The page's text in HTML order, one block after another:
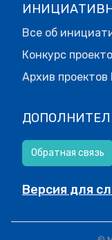
Все об
Конкурс
Архив проектов
Обратная связь
Версия для